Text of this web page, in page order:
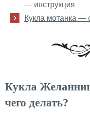
— инструкция
Кукла мотанка —
Кукла
чего делать?